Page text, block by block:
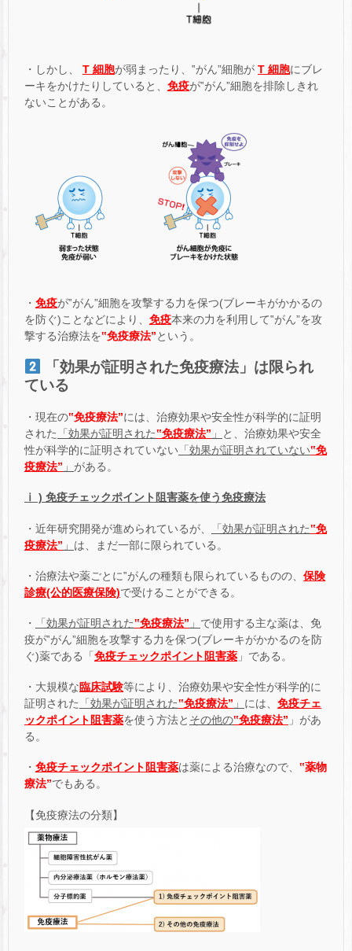
・しかし、 T 細胞が弱まったり、‟がん”細胞が T 細胞にブレ
ーキをかけたりしていると、 免疫が‟がん”細胞を排除しきれ
ないことがある。
・ 免疫が‟がん”細胞を攻撃する力を保つ(ブレーキがかかるの
を防ぐ)ことなどにより、 免疫本来の力を利用して‟がん”を攻
撃する治療法を‟免疫療法”という。
「効果が証明された免疫療法」は限られ
ている
・現在の‟免疫療法”には、治療効果や安全性が科学的に証明
された
「効果が証明された‟免疫療法” 」
と、治療効果や安全
性が科学的に証明されていない 「効果が証明されていない‟免
疫療法” 」 がある。
ⅰ ) 免疫チェックポイント阻害薬を使う免疫療法
・近年研究開発が進められているが、 「効果が証明された‟免
疫療法” 」 は、まだ一部に限られている。
・治療法や薬ごとに‟がんの種類も限られているものの、 保険
診療(公的医療保険)で受けることができる。
・ 「効果が証明された‟免疫療法” 」 で使用する主な薬は、免
疫が‟がん”細胞を攻撃する力を保つ(ブレーキがかかるのを防
ぐ)薬である「 免疫チェックポイント阻害薬 」である。
・大規模な臨床試験等により、治療効果や安全性が科学的に
証明された
「効果が証明された‟免疫療法” 」 には、 免疫チェ
ックポイント阻害薬を使う方法と その他の‟免疫療法” 」があ
る。
・ 免疫チェックポイント阻害薬は薬による治療なので、 ‟薬物
療法”でもある。
【免疫療法の分類】